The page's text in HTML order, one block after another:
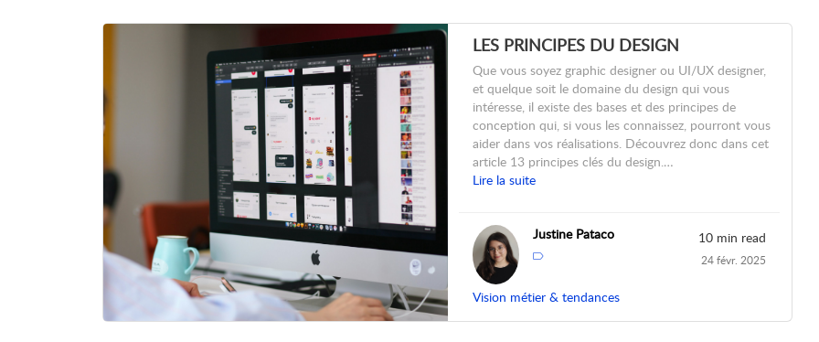
LES PRINCIPES DU DESIGN
Que vous soyez graphic designer ou UI/UX designer,
et quelque soit le domaine du design qui vous
intéresse, il existe des bases et des principes de
conception qui, si vous les connaissez, pourront vous
aider dans vos réalisations. Découvrez donc dans cet
article 13 principes clés du design.…
Lire la suite
Justine Pataco
Vision métier & tendances
10 min read
24 févr. 2025